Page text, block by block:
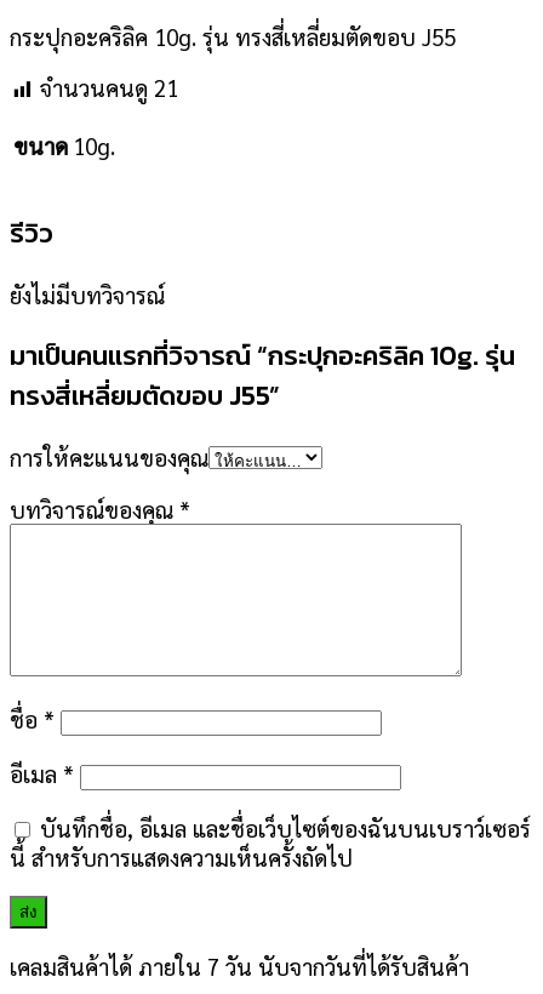
กระปุกอะคริลิค 10g. รุ่น ทรงสี่เหลี่ยมตัดขอบ J55
จำนวนคนดู 21
ขนาด 10g.
รีวิว
ยังไม่มีบทวิจารณ์
มาเป็นคนแรกที่วิจารณ์ “กระปุกอะคริลิค 10g. รุ่น
ทรงสี่เหลี่ยมตัดขอบ J55”
การให้คะแนนของคุณ
บทวิจารณ์ของคุณ *
ชื่อ *
อีเมล *
บันทึกชื่อ, อีเมล และชื่อเว็บไซต์ของฉันบนเบราว์เซอร์
นี้ สำหรับการแสดงความเห็นครั้งถัดไป
เคลมสินค้าได้ ภายใน 7 วัน นับจากวันที่ได้รับสินค้า